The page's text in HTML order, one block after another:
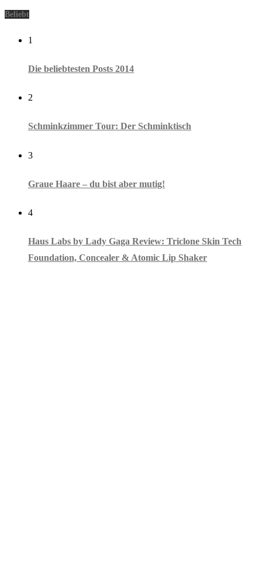
Beliebt
1
Die beliebtesten Posts 2014
2
Schminkzimmer Tour: Der Schminktisch
3
Graue Haare – du bist aber mutig!
4
Haus Labs by Lady Gaga Review: Triclone Skin Tech
Foundation, Concealer & Atomic Lip Shaker